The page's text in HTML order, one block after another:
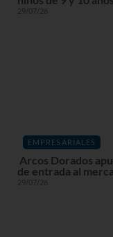
29/07/26
EMPRESARIALES
Arcos Dorados
de entrada al
29/07/26